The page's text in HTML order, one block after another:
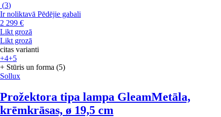
(3)
Ir noliktavā Pēdējie gabali
2 299 €
Likt grozā
Likt grozā
citas varianti
+4+5
+ Stūris un forma (5)
Sollux
Prožektora tipa lampa GleamMetāla,
krēmkrāsas, ø 19,5 cm